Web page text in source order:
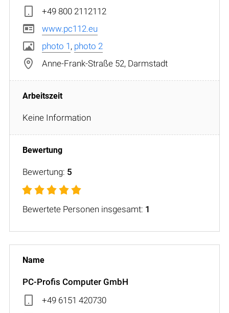
+49 800 2112112
www.pc112.eu
photo 1 , photo 2
Anne-Frank-Straße 52, Darmstadt
Keine Information
Bewertung: 5
Bewertete Personen insgesamt: 1
PC-Profis Computer GmbH
+49 6151 420730